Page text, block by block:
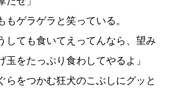
ゲラゲラと笑っている。
しても食いてえってんなら、望み
玉をたっぷり食わしてやるよ」
をつかむ狂犬のこぶしにグッと